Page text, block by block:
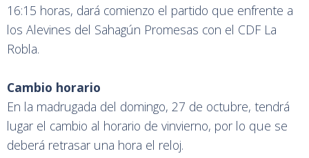
16:15 horas, dará comienzo el partido que enfrente a
los Alevines del Sahagún Promesas con el CDF La
Robla.
Cambio horario
En la madrugada del domingo, 27 de octubre, tendrá
lugar el cambio al horario de vinvierno, por lo que se
deberá retrasar una hora el reloj.